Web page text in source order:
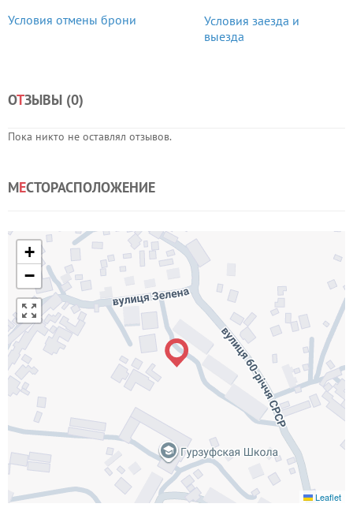
Условия отмены брони
Условия заезда и
выезда
ОТЗЫВЫ (0)
Пока никто не оставлял отзывов.
МЕСТОРАСПОЛОЖЕНИЕ
+
−
Leaflet